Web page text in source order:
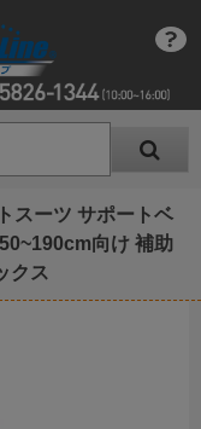
スーツ サポートベ
向け 補助
クス